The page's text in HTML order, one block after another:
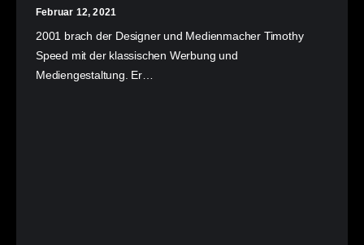
Februar 12, 2021
2001 brach der Designer und Medienmacher Timothy
Speed mit der klassischen Werbung und
Mediengestaltung. Er…